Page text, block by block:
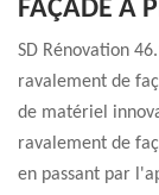
FAÇADE À
SD Rénovation
ravalement de
de matériel
ravalement de
en passant par